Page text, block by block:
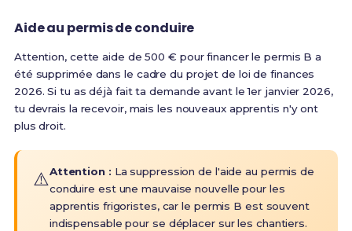
Aide au permis de conduire
Attention, cette aide de 500 € pour financer le permis B a
été supprimée dans le cadre du projet de loi de finances
2026. Si tu as déjà fait ta demande avant le 1er janvier 2026,
tu devrais la recevoir, mais les nouveaux apprentis n'y ont
plus droit.
⚠️Attention : La suppression de l'aide au permis de
conduire est une mauvaise nouvelle pour les
apprentis frigoristes, car le permis B est souvent
indispensable pour se déplacer sur les chantiers.